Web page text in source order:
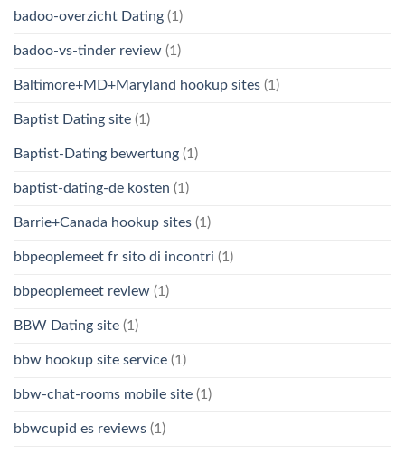
badoo-overzicht Dating (1)
badoo-vs-tinder review (1)
Baltimore+MD+Maryland hookup sites (1)
Baptist Dating site (1)
Baptist-Dating bewertung (1)
baptist-dating-de kosten (1)
Barrie+Canada hookup sites (1)
bbpeoplemeet fr sito di incontri (1)
bbpeoplemeet review (1)
BBW Dating site (1)
bbw hookup site service (1)
bbw-chat-rooms mobile site (1)
bbwcupid es reviews (1)